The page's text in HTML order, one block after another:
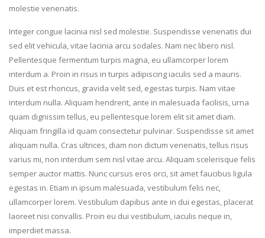
molestie venenatis.
Integer congue lacinia nisl sed molestie. Suspendisse venenatis dui
sed elit vehicula, vitae lacinia arcu sodales. Nam nec libero nisl.
Pellentesque fermentum turpis magna, eu ullamcorper lorem
interdum a. Proin in risus in turpis adipiscing iaculis sed a mauris.
Duis et est rhoncus, gravida velit sed, egestas turpis. Nam vitae
interdum nulla. Aliquam hendrerit, ante in malesuada facilisis, urna
quam dignissim tellus, eu pellentesque lorem elit sit amet diam.
Aliquam fringilla id quam consectetur pulvinar. Suspendisse sit amet
aliquam nulla. Cras ultrices, diam non dictum venenatis, tellus risus
varius mi, non interdum sem nisl vitae arcu. Aliquam scelerisque felis
semper auctor mattis. Nunc cursus eros orci, sit amet faucibus ligula
egestas in. Etiam in ipsum malesuada, vestibulum felis nec,
ullamcorper lorem. Vestibulum dapibus ante in dui egestas, placerat
laoreet nisi convallis. Proin eu dui vestibulum, iaculis neque in,
imperdiet massa.